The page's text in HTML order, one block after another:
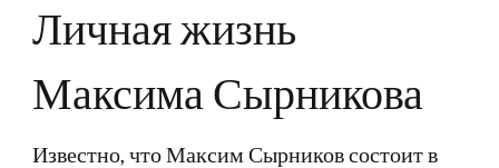
Личная жизнь
Максима Сырникова
Известно, что Максим Сырников состоит в